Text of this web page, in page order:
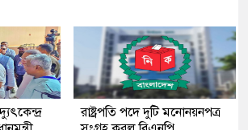
রাষ্ট্রপতি পদে দুটি মনোনয়নপত্র